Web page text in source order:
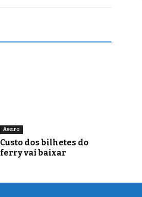
Aveiro
Custo dos bilhetes do
ferry vai baixar